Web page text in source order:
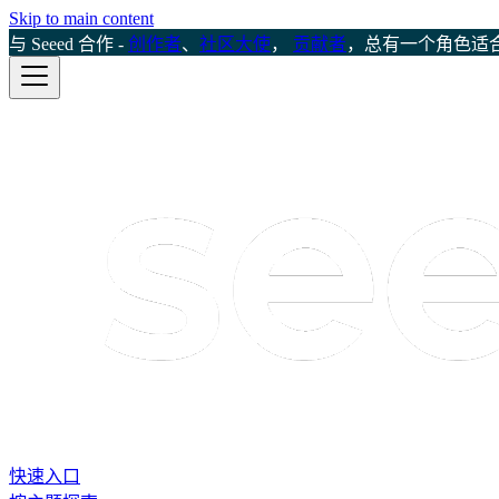
Skip to main content
与 Seeed 合作 - 创作者、 社区大使， 贡献者，总有一个角色适
快速入口